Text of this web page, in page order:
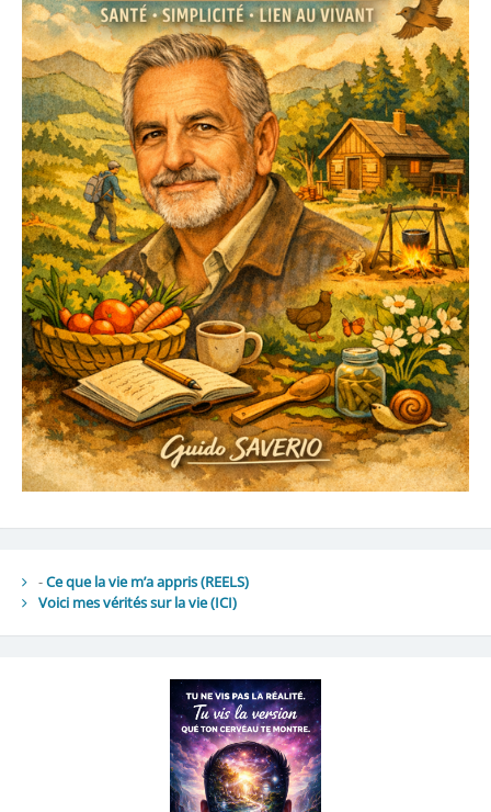
-Ce que la vie m’a appris (REELS)
Voici mes vérités sur la vie(ICI)